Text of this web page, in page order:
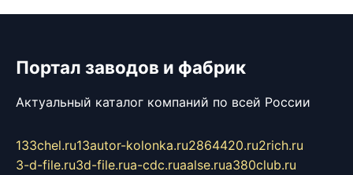
Портал заводов и фабрик
Актуальный каталог компаний по всей России
133chel.ru13autor-kolonka.ru2864420.ru2rich.ru
3-d-file.ru3d-file.rua-cdc.ruaalse.rua380club.ru